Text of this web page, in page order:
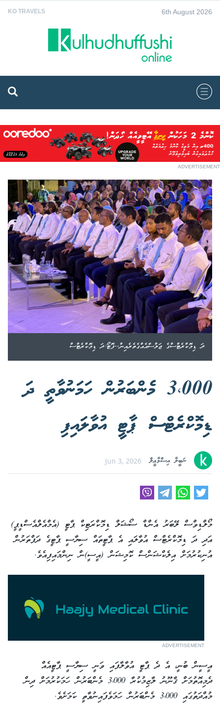
KO TRAVELS 6th August 2026
ADVERTISEMENT
ދަ ޑިމޮކްރެޓްސްގެ ޖަލްސާއެއްގެތެރެއިން--ފޮޓޯ:ދަ ޑިމޮކްރެޓްސް
3،000 މެންބަރުން ހަމަނުވާތީ ދަ
ޑިމޮކްރެޓްސް ޕާޓީ އުވާލައިފި
ނަބީލާ އިސްމާޢީލް Jun 3, 2026
މޯލްޑިވްސް ލޭބަރު އެންޑް ސޯޝަލް ޑިމޮކްރަޓިކް ޕާޓީ (އެމްއެލްއެސްޑީޕީ)
އަދި ދަ ޑިމޮކްރެޓްސް އުވާލައި އެ ޕާޓީތައް ސިޔާސީ ޕާޓީގެ ދަފްތަރުން
އުނިކުރުމަށް އިލެކްޝަންސް ކޮމިޝަން (އީސީ)ން ނިންމައިފިއެވެ.
ADVERTISEMENT
އީސީން ބުނީ، އެ ދެ ޕާޓީ އުވާލާފައި ވަނީ ސިޔާސީ ޕާޓީއެއް
ދެމިއޮތުމަށް ޤާނޫނު ލާޒިމުކުރާ 3،000 މެންބަރުން ހަމަކުރުމަށް ދިން
މުއްދަތުގައި 3،000 މެންބަރުން ހަމަވެފައިނުވާތީ ކަމަށެވެ.